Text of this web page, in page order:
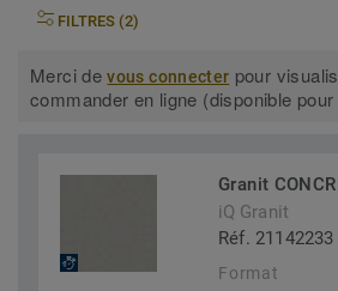
FILTRES (2)
Merci devous connecter pour
commander en ligne (disponible
Granit
iQ Granit
Réf. 21142233
Format